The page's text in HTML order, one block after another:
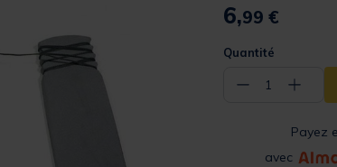
6,99 €
Quantité
− 1 +
Payez
avec